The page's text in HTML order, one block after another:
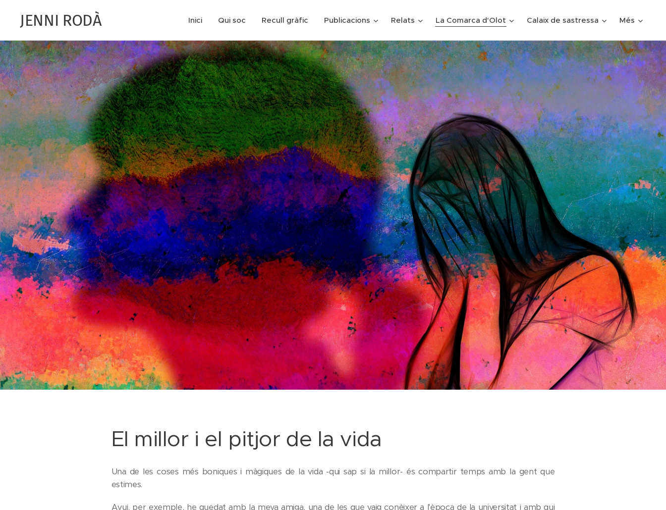
JENNI RODÀ Inici Qui soc Recull gràfic Publicacions Relats La Comarca d'Olot Calaix de sastressa Més
El millor i el pitjor de la vida
Una de les coses més boniques i màgiques de la vida -qui sap si la millor- és compartir temps amb la gent que
estimes.
Avui, per exemple, he quedat amb la meva amiga, una de les que vaig conèixer a l'època de la universitat i amb qui